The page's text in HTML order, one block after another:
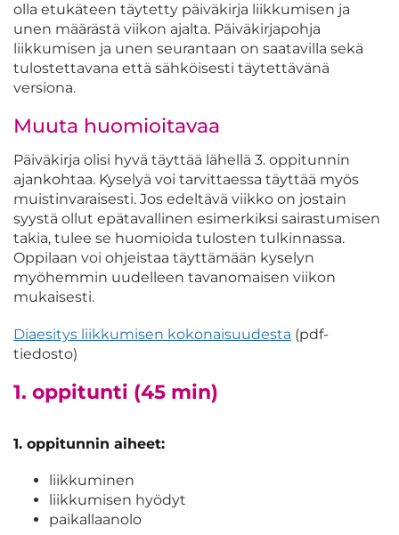
olla etukäteen täytetty päiväkirja liikkumisen ja
unen määrästä viikon ajalta. Päiväkirjapohja
liikkumisen ja unen seurantaan on saatavilla sekä
tulostettavana että sähköisesti täytettävänä
versiona.
Muuta huomioitavaa
Päiväkirja olisi hyvä täyttää lähellä 3. oppitunnin
ajankohtaa. Kyselyä voi tarvittaessa täyttää myös
muistinvaraisesti. Jos edeltävä viikko on jostain
syystä ollut epätavallinen esimerkiksi sairastumisen
takia, tulee se huomioida tulosten tulkinnassa.
Oppilaan voi ohjeistaa täyttämään kyselyn
myöhemmin uudelleen tavanomaisen viikon
mukaisesti.
Diaesitys liikkumisen kokonaisuudesta (pdf-
tiedosto)
1. oppitunti (45 min)
1. oppitunnin aiheet:
liikkuminen
liikkumisen hyödyt
paikallaanolo